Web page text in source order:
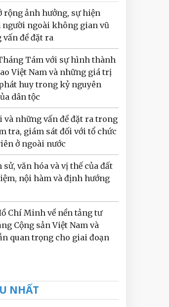
rộng ảnh hưởng, sự hiện
người ngoài không gian vũ
đề đặt ra
Tám với sự hình thành
Việt Nam và những giá trị
huy trong kỷ nguyên
dân tộc
và những vấn đề đặt ra trong
tra, giám sát đối với tổ chức
ở ngoài nước
văn hóa và vị thế của đất
nội hàm và định hướng
Chí Minh về nền tảng tư
Cộng sản Việt Nam và
quan trọng cho giai đoạn
NHẤT